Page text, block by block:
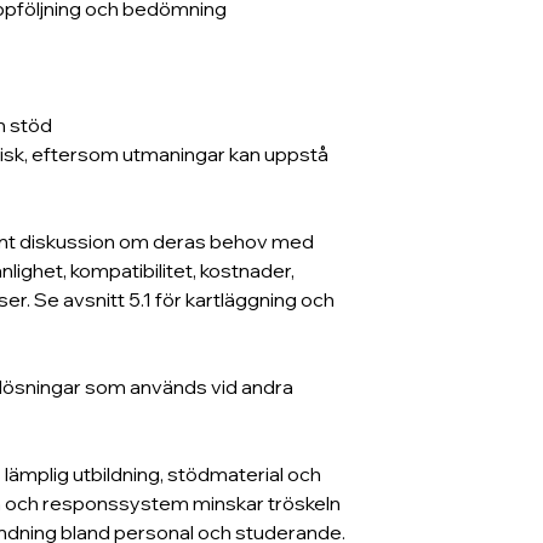
och bedömning
stöd
eftersom utmaningar kan uppstå
diskussion om deras behov med
kompatibilitet, kostnader,
Se avsnitt 5.1 för kartläggning och
som används vid andra
utbildning, stödmaterial och
och responssystem minskar tröskeln
bland personal och studerande.